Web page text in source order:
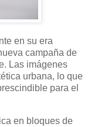
en su era
campaña de
Las imágenes
urbana, lo que
para el
en bloques de